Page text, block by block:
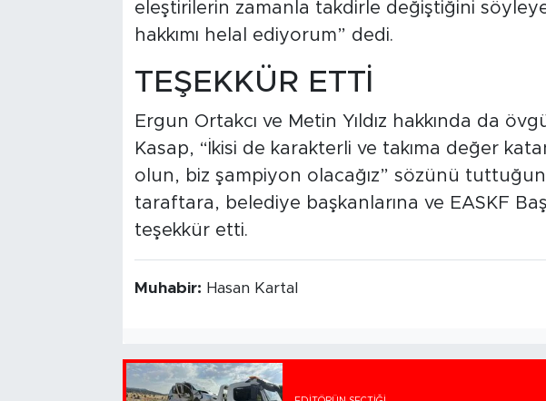
eleştirilerin zamanla takdirle değiştiğini
hakkımı helal ediyorum” dedi.
TEŞEKKÜR ETTİ
Ergun Ortakcı ve Metin Yıldız hakkında da
Kasap, “İkisi de karakterli ve takıma değer
olun, biz şampiyon olacağız” sözünü
taraftara, belediye başkanlarına ve EASKF
teşekkür etti.
Muhabir: Hasan Kartal